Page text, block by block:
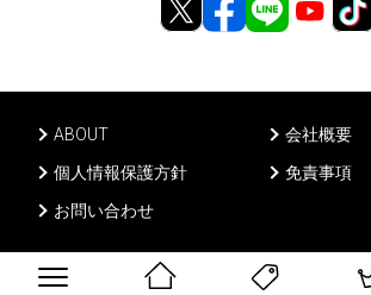
ABOUT
会社概要
個人情報保護方針
免責事項
お問い合わせ